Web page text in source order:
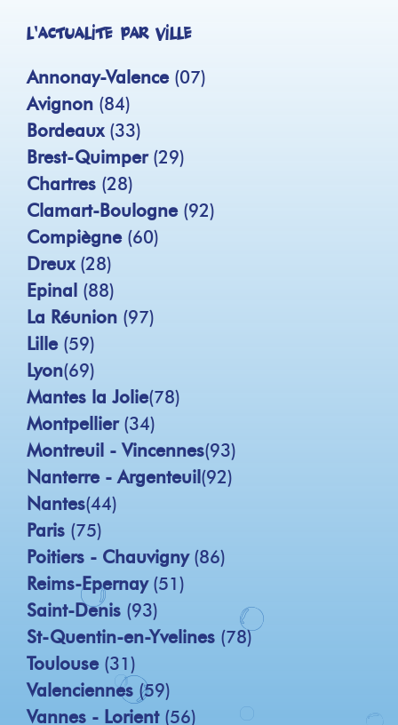
L'actualité par ville
Annonay-Valence (07)
Avignon (84)
Bordeaux (33)
Brest-Quimper (29)
Chartres (28)
Clamart-Boulogne (92)
Compiègne (60)
Dreux (28)
Epinal (88)
La Réunion (97)
Lille (59)
Lyon(69)
Mantes la Jolie(78)
Montpellier (34)
Montreuil - Vincennes(93)
Nanterre - Argenteuil (92)
Nantes(44)
Paris (75)
Poitiers - Chauvigny (86)
Reims-Epernay (51)
Saint-Denis (93)
St-Quentin-en-Yvelines (78)
Toulouse (31)
Valenciennes (59)
Vannes - Lorient (56)